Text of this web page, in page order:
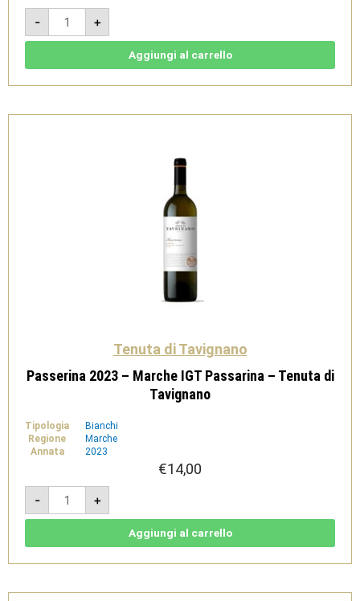
-
Villa
Torre
2023
-
di
Classico
+
Aggiungi al carrello
Tenuta di Tavignano
Passerina 2023 – Marche IGT Passarina – Tenuta di
Tavignano
Tipologia
Bianchi
Regione
Marche
Annata
2023
€14,00
-
Passerina
2023
-
Marche
Tenuta
quantità
+
Aggiungi al carrello